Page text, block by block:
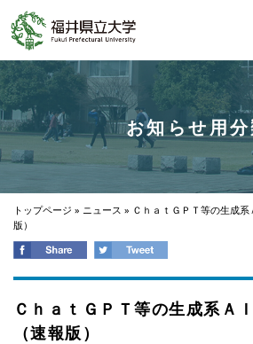
お知らせ用
トップページ » ニュース » ＣｈａｔＧＰＴ等の生成
版）
ＣｈａｔＧＰＴ等の生成系Ａ
（速報版）